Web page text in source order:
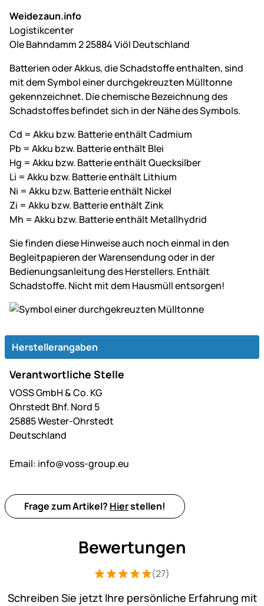
Weidezaun.info
Logistikcenter
Ole Bahndamm 2 25884 Viöl Deutschland
Batterien oder Akkus, die Schadstoffe enthalten, sind
mit dem Symbol einer durchgekreuzten Mülltonne
gekennzeichnet. Die chemische Bezeichnung des
Schadstoffes befindet sich in der Nähe des Symbols.
Cd = Akku bzw. Batterie enthält Cadmium
Pb = Akku bzw. Batterie enthält Blei
Hg = Akku bzw. Batterie enthält Quecksilber
Li = Akku bzw. Batterie enthält Lithium
Ni = Akku bzw. Batterie enthält Nickel
Zi = Akku bzw. Batterie enthält Zink
Mh = Akku bzw. Batterie enthält Metallhydrid
Sie finden diese Hinweise auch noch einmal in den
Begleitpapieren der Warensendung oder in der
Bedienungsanleitung des Herstellers. Enthält
Schadstoffe. Nicht mit dem Hausmüll entsorgen!
Herstellerangaben
Verantwortliche Stelle
VOSS GmbH & Co. KG
Ohrstedt Bhf. Nord 5
25885 Wester-Ohrstedt
Deutschland
Email: info@voss-group.eu
Frage zum Artikel? Hierstellen!
Bewertungen
Bewertung: 5 von 5 (27 Bewertungen)
27 Bewertungen
(27)
Schreiben Sie jetzt Ihre persönliche Erfahrung mit